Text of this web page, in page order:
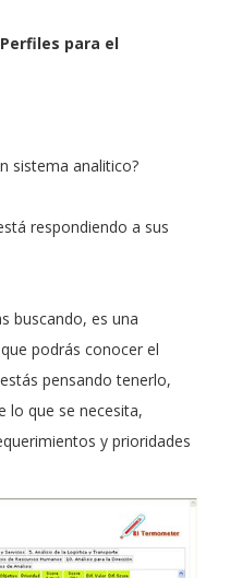
para el
sistema analitico?
respondiendo a sus
buscando, es una
podrás conocer el
pensando tenerlo,
lo que se necesita,
y prioridades